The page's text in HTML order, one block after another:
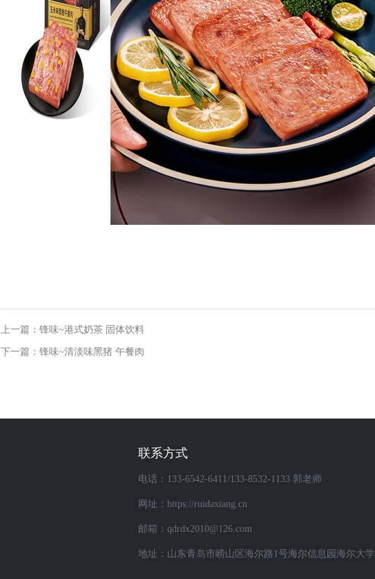
上一篇：锋味~港式奶茶 固体饮料
下一篇：锋味~清淡味黑猪 午餐肉
联系方式
电话：133-6542-6411/133-8532-1133 郭老师
网址：https://ruidaxiang.cn
邮箱：qdrdx2010@126.com
地址：山东青岛市崂山区海尔路1号海尔信息园海尔大学